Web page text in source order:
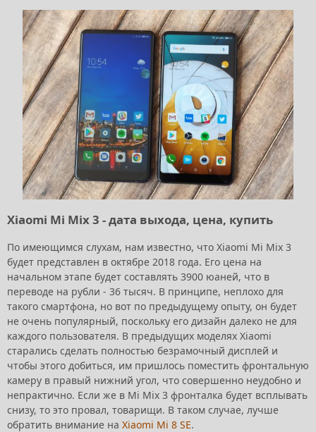
Xiaomi Mi Mix 3 - дата выхода, цена, купить
По имеющимся слухам, нам известно, что Xiaomi Mi Mix 3
будет представлен в октябре 2018 года. Его цена на
начальном этапе будет составлять 3900 юаней, что в
переводе на рубли - 36 тысяч. В принципе, неплохо для
такого смартфона, но вот по предыдущему опыту, он будет
не очень популярный, поскольку его дизайн далеко не для
каждого пользователя. В предыдущих моделях Xiaomi
старались сделать полностью безрамочный дисплей и
чтобы этого добиться, им пришлось поместить фронтальную
камеру в правый нижний угол, что совершенно неудобно и
непрактично. Если же в Mi Mix 3 фронталка будет всплывать
снизу, то это провал, товарищи. В таком случае, лучше
обратить внимание на Xiaomi Mi 8 SE.